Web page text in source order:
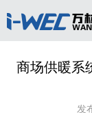
商场供暖系
发